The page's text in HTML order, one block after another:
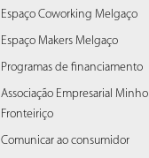
Espaço Coworking Melgaço
Espaço Makers Melgaço
Programas de financiamento
Associação Empresarial Minho
Fronteiriço
Comunicar ao consumidor